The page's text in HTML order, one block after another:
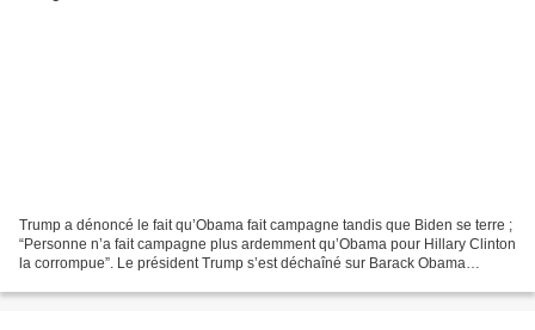
Trump a dénoncé le fait qu’Obama fait campagne tandis que Biden se terre ;
“Personne n’a fait campagne plus ardemment qu’Obama pour Hillary Clinton
la corrompue”. Le président Trump s’est déchaîné sur Barack Obama